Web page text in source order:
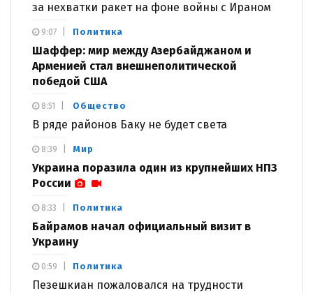
за нехватки ракет на фоне войны с Ираном
Политика
Шаффер: мир между Азербайджаном и
Арменией стал внешнеполитической
победой США
9:07
Общество
В ряде районов Баку не будет света
8:51
Мир
Украина поразила один из крупнейших НПЗ
России
8:39
Политика
Байрамов начал официальный визит в
Украину
8:33
Политика
Пезешкиан пожаловался на трудности
0:59